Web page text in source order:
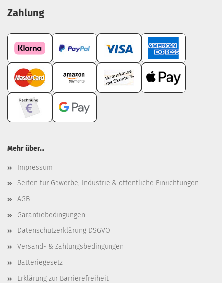
Zahlung
Mehr über...
Impressum
Seifen für Gewerbe, Industrie & öffentliche Einrichtungen
AGB
Garantiebedingungen
Datenschutzerklärung DSGVO
Versand- & Zahlungsbedingungen
Batteriegesetz
Erklärung zur Barrierefreiheit